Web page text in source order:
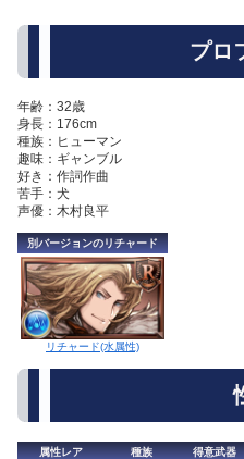
プロ
年齢：32歳
身長：176cm
種族：ヒューマン
趣味：ギャンブル
好き：作詞作曲
苦手：犬
声優：木村良平
別バージョンのリチャード
リチャード(水属性)
属性レア 種族 得意武器